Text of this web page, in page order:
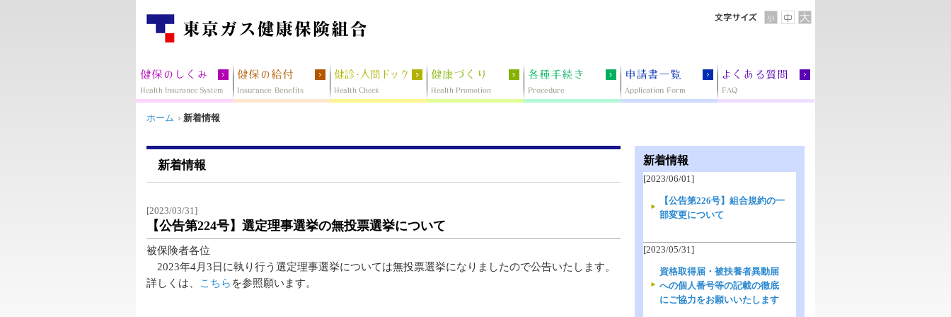
ホーム 新着情報
新着情報
[2023/03/31]
【公告第224号】選定理事選挙の無投票選挙について
被保険者各位
2023年4月3日に執り行う選定理事選挙については無投票選挙になりましたので公告いたします。
詳しくは、
こちら を参照願います。
新着情報
[2023/06/01]
【公告第226号】組合規約の一
部変更について
[2023/05/31]
資格取得届・被扶養者異動届
への個人番号等の記載の徹底
にご協力をお願いいたします